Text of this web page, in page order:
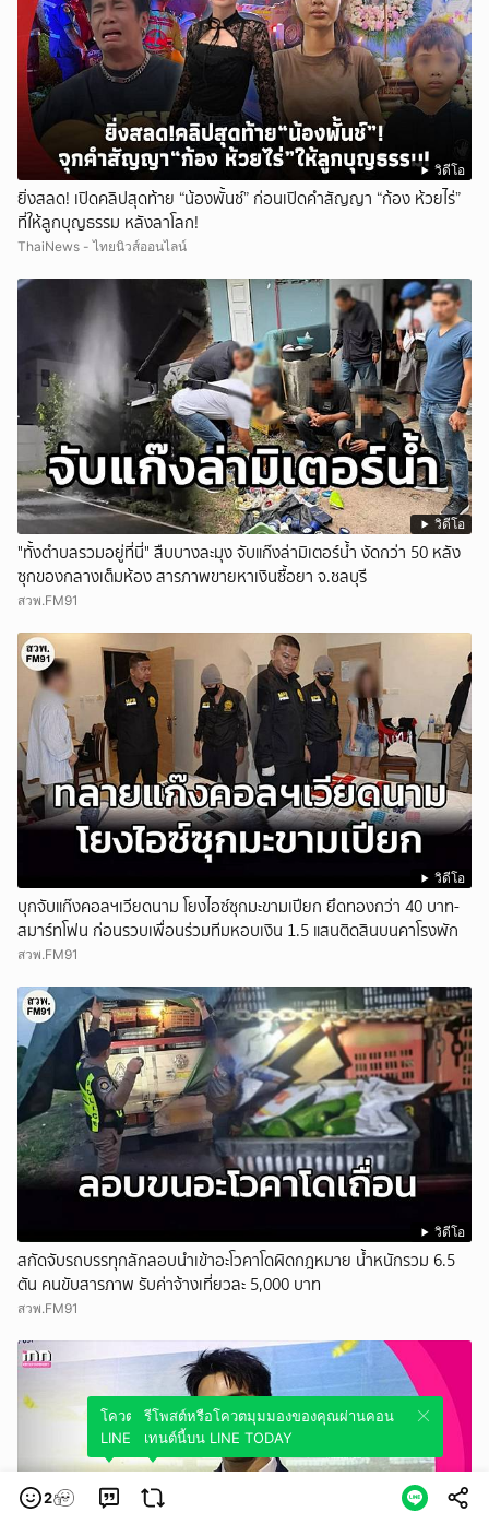
วิดีโอ
ยิ่งสลด! เปิดคลิปสุดท้าย “น้องพั้นช์” ก่อนเปิดคำสัญญา “ก้อง ห้วยไร่”
ที่ให้ลูกบุญธรรม หลังลาโลก!
ThaiNews - ไทยนิวส์ออนไลน์
วิดีโอ
"ทั้งตำบลรวมอยู่ที่นี่" สืบบางละมุง จับแก๊งล่ามิเตอร์น้ำ งัดกว่า 50 หลัง
ซุกของกลางเต็มห้อง สารภาพขายหาเงินซื้อยา จ.ชลบุรี
สวพ.FM91
วิดีโอ
บุกจับแก๊งคอลฯเวียดนาม โยงไอซ์ซุกมะขามเปียก ยึดทองกว่า 40 บาท-
สมาร์ทโฟน ก่อนรวบเพื่อนร่วมทีมหอบเงิน 1.5 แสนติดสินบนคาโรงพัก
สวพ.FM91
วิดีโอ
สกัดจับรถบรรทุกลักลอบนำเข้าอะโวคาโดผิดกฎหมาย น้ำหนักรวม 6.5
ตัน คนขับสารภาพ รับค่าจ้างเที่ยวละ 5,000 บาท
สวพ.FM91
2
โควตมุมมองของคุณผ่านคอนเทนต์นี้บน
LINE TODAY
รีโพสต์หรือโควตมุมมองของคุณผ่านคอน
เทนต์นี้บน LINE TODAY